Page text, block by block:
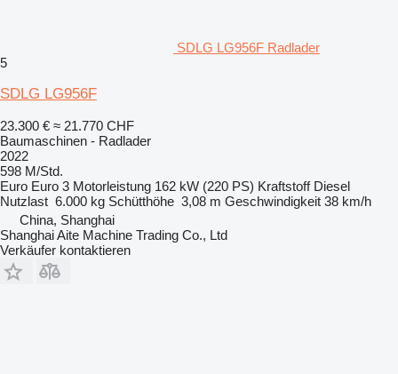
SDLG LG956F Radlader
5
SDLG LG956F
23.300 € ≈ 21.770 CHF
Baumaschinen - Radlader
2022
598 M/Std.
Euro Euro 3 Motorleistung 162 kW (220 PS) Kraftstoff Diesel
Nutzlast 6.000 kg Schütthöhe 3,08 m Geschwindigkeit 38 km/h
China, Shanghai
Shanghai Aite Machine Trading Co., Ltd
Verkäufer kontaktieren